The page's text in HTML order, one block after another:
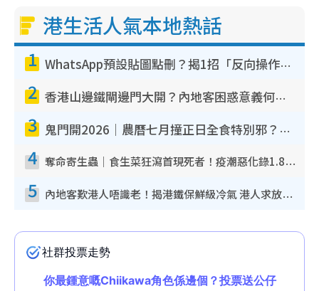
港生活人氣本地熱話
1 WhatsApp預設貼圖點刪？揭1招「反向操作」還原簡潔介面 附3步實測教學
2 香港山邊鐵閘邊門大開？內地客困惑意義何在！網民神回覆：呢種叫法理性防禦
3 鬼門開2026｜農曆七月撞正日全食特別邪？專家警告切忌做一事！揭4大禁忌+2招保平安
4 奪命寄生蟲｜食生菜狂瀉首現死者！疫潮惡化錄1.8萬宗病例 揭洗菜3大謬誤
5 內地客歎港人唔識老！揭港鐵保鮮級冷氣 港人求放過：咪投訴